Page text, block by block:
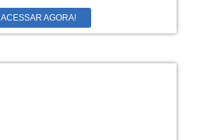
ACESSAR AGORA!